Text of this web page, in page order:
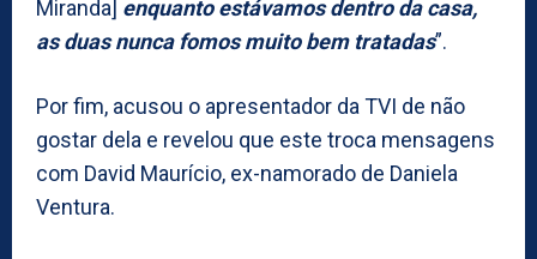
Miranda] enquanto estávamos dentro da casa,
as duas nunca fomos muito bem tratadas”.
Por fim, acusou o apresentador da TVI de não
gostar dela e revelou que este troca mensagens
com David Maurício, ex-namorado de Daniela
Ventura.